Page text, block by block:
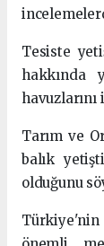
Tesiste
hakkında
havuzlarını
Tarım ve
balık
olduğunu